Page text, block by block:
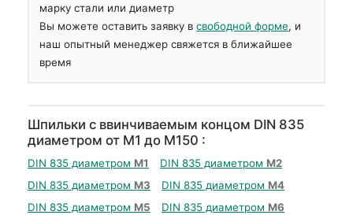
марку стали или диаметр
Вы можете оставить заявку всвободной форме, и
наш опытный менеджер свяжется в ближайшее
время
Шпильки с ввинчиваемым концом DIN 835
диаметром от М1 до М150 :
DIN 835 диаметром М1 DIN 835 диаметром М2
DIN 835 диаметром М3 DIN 835 диаметром М4
DIN 835 диаметром М5 DIN 835 диаметром М6